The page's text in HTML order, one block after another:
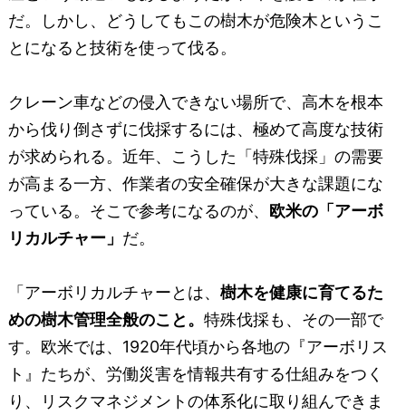
だ。しかし、どうしてもこの樹木が危険木というこ
とになると技術を使って伐る。
クレーン車などの侵入できない場所で、高木を根本
から伐り倒さずに伐採するには、極めて高度な技術
が求められる。近年、こうした「特殊伐採」の需要
が高まる一方、作業者の安全確保が大きな課題にな
っている。そこで参考になるのが、 欧米の「アーボ
リカルチャー」 だ。
「アーボリカルチャーとは、 樹木を健康に育てるた
めの樹木管理全般のこと。 特殊伐採も、その一部で
す。欧米では、1920年代頃から各地の『アーボリス
ト』たちが、労働災害を情報共有する仕組みをつく
り、リスクマネジメントの体系化に取り組んできま